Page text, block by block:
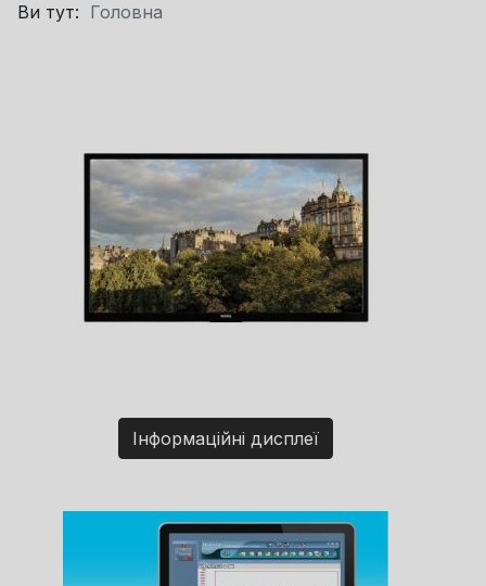
Ви тут: Головна
Інформаційні дисплеї